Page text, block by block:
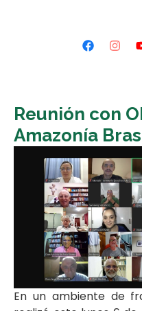
Reunión con
Amazonía
En un ambiente de